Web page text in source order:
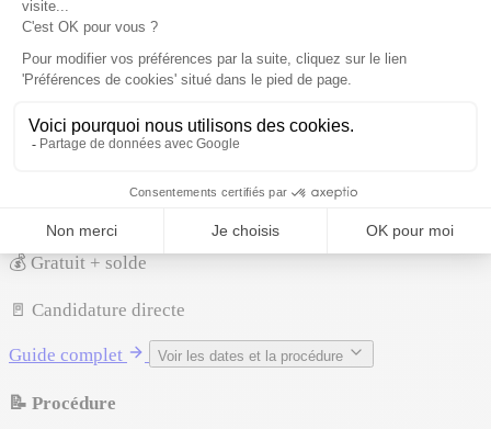
Légion étrangère
Corps d'élite de l'armée de Terre. Ouvert à toutes nationalités
possible après 3 ans.
🎓 ~1 300/an places 📊 ~16% admission
👥 ~8 000 candidats
💰 Gratuit + solde
🚪 Candidature directe
Guide complet Voir les dates et la procédure
📝 Procédure